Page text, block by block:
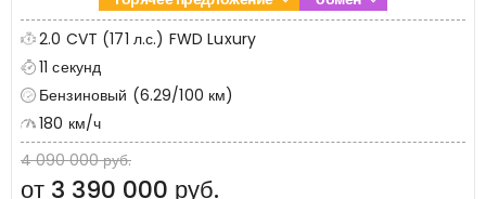
2.0 CVT (171 л.с.) FWD Luxury
11 секунд
Бензиновый (6.29/100 км)
180 км/ч
4 090 000 руб.
от 3 390 000 руб.